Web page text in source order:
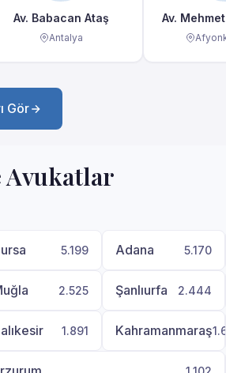
Av. Babacan Ataş
Antalya
Av.
Gör
Avukatlar
5.199 Adana 5.170
2.525 Şanlıurfa 2.444
1.891 Kahramanmaraş